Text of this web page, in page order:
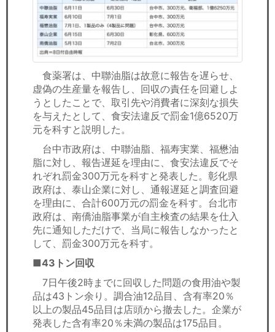
食薬署は、中聯油脂は故意に報告を遅らせ、
虚偽の生産量を報告し、回収の責任を回避しよ
うとしたことで、取引先や消費者に深刻な損失
を与えたとして、食安法違反で罰金1億6520万
元を科すと説明した。
台中市政府は、中聯油脂、福寿実業、福懋油
脂に対し、報告遅延を理由に、食安法違反でそ
れぞれ罰金300万元を科すと発表した。彰化県
政府は、泰山企業に対し、通報遅延と調査回避
を理由に、合計600万元の罰金を科す。台北市
政府は、南僑油脂事業が自主検査の結果を仕入
先に通知しただけで、当局に報告しなかったと
して、罰金300万元を科す。
■43トン回収
7日午後2時までに回収した問題の食用油や製
品は43トン余り。調合油12品目、含有率20％
以上の製品45品目は店頭から撤去した。企業が
発表した含有率20％未満の製品は175品目。